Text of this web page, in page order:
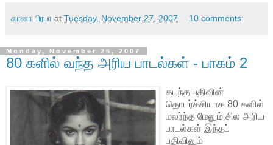
கானா பிரபா at Tuesday, November 27, 2007 10 comments:
Monday, November 26, 2007
80 களில் வந்த அரிய பாடல்கள் - பாகம் 2
கடந்த பதிவின்
தொடர்ச்சியாக 80 களில்
மலர்ந்த மேலும் சில அரிய
பாடல்கள் இந்தப்
பதிவிலும்